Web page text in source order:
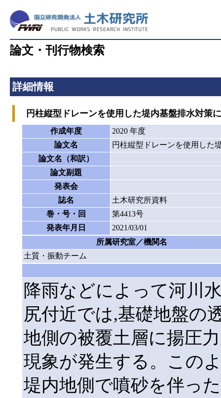
論文・刊行物検索
詳細情報
円柱縦型ドレーンを使用した堤内基盤排水対策
作成年度
2020 年度
論文名
円柱縦型ドレーンを使用した
論文名（和訳）
論文副題
発表会
誌名
土木研究所資料
巻・号・回
第4413号
発表年月日
2021/03/01
所属研究室／機関名
土質・振動チーム
降雨などによって河川
尻付近では,基礎地盤の
地側の被覆土層に揚圧
現象が発生する。この
堤内地側で噴砂を伴っ